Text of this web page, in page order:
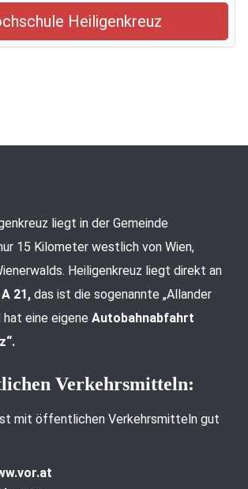
Heiligenkreuz
liegt in der Gemeinde
15 Kilometer westlich von Wien,
Heiligenkreuz liegt direkt an
21, das ist die sogenannte „Allander
hat eine eigene Autobahnabfahrt
Verkehrsmitteln:
mit öffentlichen Verkehrsmitteln gut